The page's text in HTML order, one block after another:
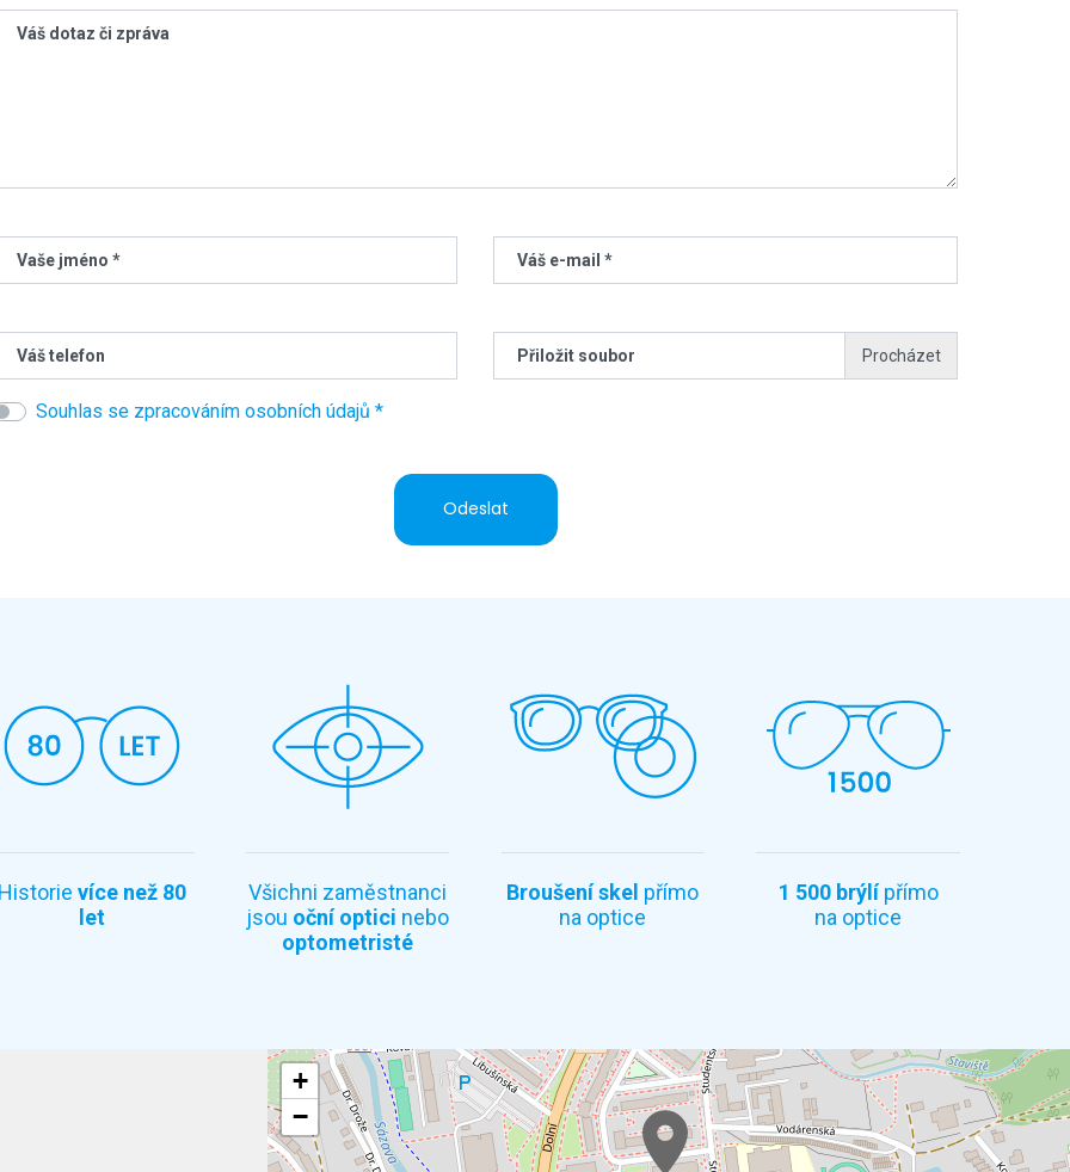
Váš dotaz či zpráva
Vaše jméno * Váš e-mail *
Váš telefon Přiložit soubor
Souhlas se zpracováním osobních údajů *
více než 80
let
Všichni zaměstnanci
jsou oční optici nebo
optometristé
Broušení skel přímo
na optice
1 500 brýlípřímo
na optice
+
−